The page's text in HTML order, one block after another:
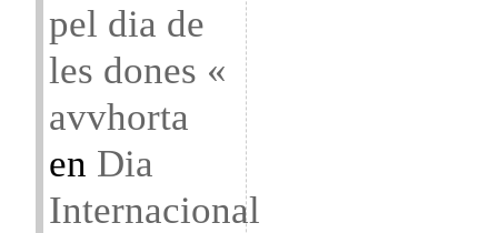
pel dia de
les dones «
avvhorta
en Dia
Internacional